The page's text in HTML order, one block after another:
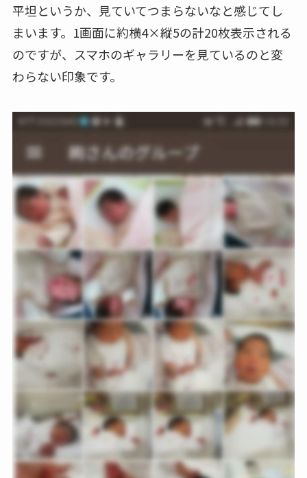
平坦というか、見ていてつまらないなと感じてし
まいます。1画面に約横4×縦5の計20枚表示される
のですが、スマホのギャラリーを見ているのと変
わらない印象です。